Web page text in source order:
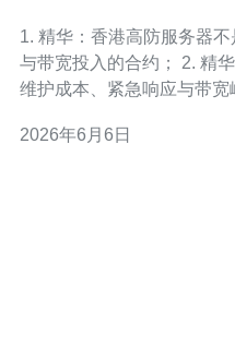
1. 精华：香港高防服务器
与带宽投入的合约； 2. 精华：评估高防服务器价格必须把
维护成本、紧急响应与带宽峰值纳入
作为长期从事网络安全与运
2026年6月6日